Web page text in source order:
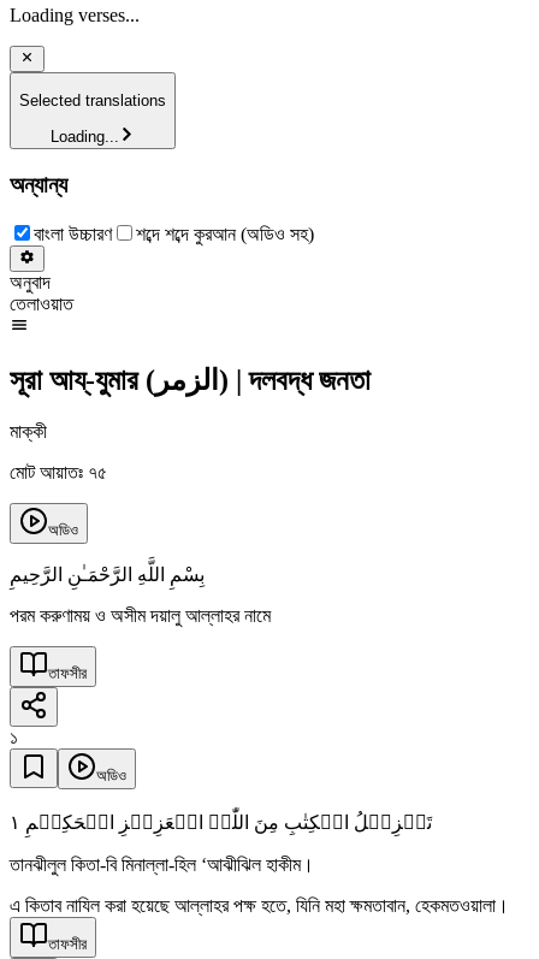
Loading verses...
Selected translations
Loading...
অন্যান্য
বাংলা উচ্চারণ শব্দে শব্দে কুরআন (অডিও সহ)
অনুবাদ
তেলাওয়াত
সূরা আয্‌-যুমার ( الزمر ) |দলবদ্ধ জনতা
মাক্কী
মোট আয়াতঃ ৭৫
অডিও
بِسْمِ اللَّهِ الرَّحْمَـٰنِ الرَّحِيمِ
পরম করুণাময় ও অসীম দয়ালু আল্লাহর নামে
তাফসীর
১
অডিও
تَنۡزِیۡلُ الۡکِتٰبِ مِنَ اللّٰہِ الۡعَزِیۡزِ الۡحَکِیۡمِ ١
তানঝীলুল কিতা-বি মিনাল্লা-হিল ‘আঝীঝিল হাকীম।
এ কিতাব নাযিল করা হয়েছে আল্লাহর পক্ষ হতে, যিনি মহা ক্ষমতাবান, হেকমতওয়ালা।
তাফসীর